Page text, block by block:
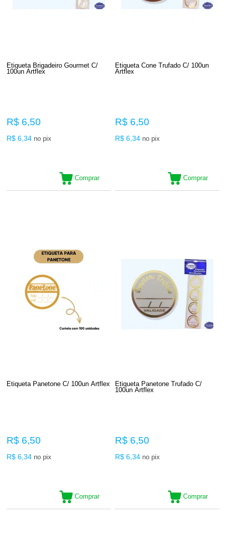
Etiqueta Brigadeiro Gourmet C/
100un Artflex
R$ 6,50
R$ 6,34 no pix
Comprar
Etiqueta Cone Trufado C/ 100un
Artflex
R$ 6,50
R$ 6,34 no pix
Comprar
Etiqueta Panetone C/ 100un Artflex
R$ 6,50
R$ 6,34 no pix
Comprar
Etiqueta Panetone Trufado C/
100un Artflex
R$ 6,50
R$ 6,34 no pix
Comprar